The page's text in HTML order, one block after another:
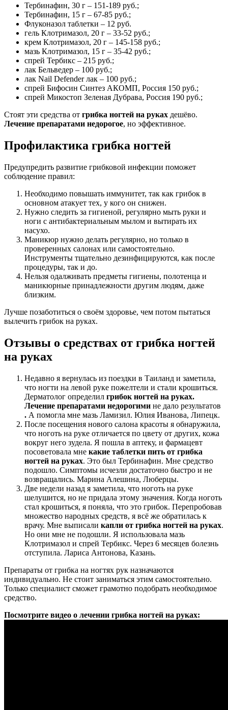
Тербинафин, 30 г – 151-189 руб.;
Тербинафин, 15 г – 67-85 руб.;
Флуконазол таблетки – 12 руб.
гель Клотримазол, 20 г – 33-52 руб.;
крем Клотримазол, 20 г – 145-158 руб.;
мазь Клотримазол, 15 г – 35-42 руб.;
спрей Тербикс – 215 руб.;
лак Бельведер – 100 руб.;
лак Nail Defender лак – 100 руб.;
спрей Бифосин Синтез АКОМП, Россия 150 руб.;
спрей Микостоп Зеленая Дубрава, Россия 190 руб.;
Стоят эти средства от грибка ногтей на руках дешёво.
Лечение препаратами недорогое, но эффективное.
Профилактика грибка ногтей
Предупредить развитие грибковой инфекции поможет
соблюдение правил:
Необходимо повышать иммунитет, так как грибок в
основном атакует тех, у кого он снижен.
Нужно следить за гигиеной, регулярно мыть руки и
ноги с антибактериальным мылом и вытирать их
насухо.
Маникюр нужно делать регулярно, но только в
проверенных салонах или самостоятельно.
Инструменты тщательно дезинфицируются, как после
процедуры, так и до.
Нельзя одалживать предметы гигиены, полотенца и
маникюрные принадлежности другим людям, даже
близким.
Лучше позаботиться о своём здоровье, чем потом пытаться
вылечить грибок на руках.
Отзывы о средствах от грибка ногтей
на руках
Недавно я вернулась из поездки в Таиланд и заметила,
что ногти на левой руке пожелтели и стали крошиться.
Дерматолог определил грибок ногтей на руках.
Лечение препаратами недорогими не дало результатов
. А помогла мне мазь Ламизил. Юлия Иванова, Липецк.
После посещения нового салона красоты я обнаружила,
что ноготь на руке отличается по цвету от других, кожа
вокруг него зудела. Я пошла в аптеку, и фармацевт
посоветовала мне какие таблетки пить от грибка
ногтей на руках. Это был Тербинафин. Мне средство
подошло. Симптомы исчезли достаточно быстро и не
возвращались. Марина Алешина, Люберцы.
Две недели назад я заметила, что ноготь на руке
шелушится, но не придала этому значения. Когда ноготь
стал крошиться, я поняла, что это грибок. Перепробовав
множество народных средств, я всё же обратилась к
врачу. Мне выписали капли от грибка ногтей на руках.
Но они мне не подошли. Я использовала мазь
Клотримазол и спрей Тербикс. Через 6 месяцев болезнь
отступила. Лариса Антонова, Казань.
Препараты от грибка на ногтях рук назначаются
индивидуально. Не стоит заниматься этим самостоятельно.
Только специалист сможет грамотно подобрать необходимое
средство.
Посмотрите видео о лечении грибка ногтей на руках: